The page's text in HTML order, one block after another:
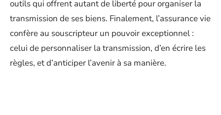
outils qui offrent autant de liberté pour organiser la
transmission de ses biens. Finalement, l’assurance vie
confère au souscripteur un pouvoir exceptionnel :
celui de personnaliser la transmission, d’en écrire les
règles, et d’anticiper l’avenir à sa manière.